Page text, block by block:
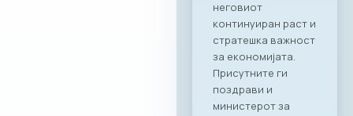
беспрекорна
организација и
поддршка за сите
идни корпоративни
активности,“ велат
од комората. „Ни
претставува